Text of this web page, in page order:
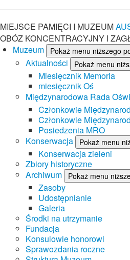
MIEJSCE PAMIĘCI I MUZEUM
OBÓZ KONCENTRACYJNY I
Muzeum
Pokaż menu niższego
Aktualności Pokaż menu
Miesięcznik Memoria
miesięcznik Oś
Międzynarodowa Rada
Członkowie
Członkowie
Posiedzenia MRO
Konserwacja
Pokaż menu
Konserwacja zieleni
Zbiory historyczne
Archiwum
Pokaż menu
Zasoby
Udostępnianie
Galeria
Środki na utrzymanie
Fundacja
Konsulowie honorowi
Sprawozdania roczne